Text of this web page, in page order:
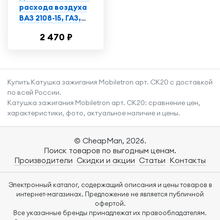
расхода воздуха
ВАЗ 2108-15, ГАЗ,
арт.0280218037
2 470 ₽
Купить Катушка зажигания Mobiletron арт. CK20 с доставкой
по всей России.
Катушка зажигания Mobiletron арт. CK20: сравнение цен,
характеристики, фото, актуальное наличие и цены.
© CheapMan, 2026.
Поиск товаров по выгодным ценам.
Производители Скидки и акции Статьи Контакты
Электронный каталог, содержащий описания и цены товаров в
интернет-магазинах. Предложение не является публичной
офертой.
Все указанные бренды принадлежат их правообладателям.